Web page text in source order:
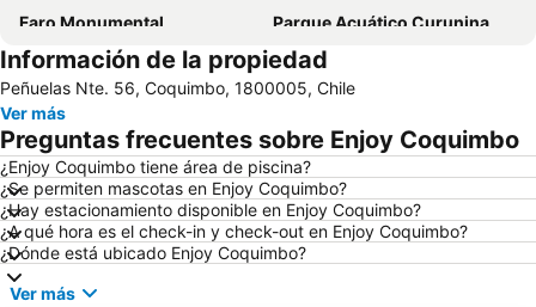
Faro Monumental
Parque Acuático Curunina
Puerto de Coquimbo
Museo Arqueológico de la Serena
Museo al aire libre Avenida Francisco de Aguirre
Información de la propiedad
Peñuelas Nte. 56, Coquimbo, 1800005, Chile
Ver más
Preguntas frecuentes sobre Enjoy Coquimbo
¿Enjoy Coquimbo tiene área de piscina?
¿Se permiten mascotas en Enjoy Coquimbo?
¿Hay estacionamiento disponible en Enjoy Coquimbo?
¿A qué hora es el check-in y check-out en Enjoy Coquimbo?
¿Dónde está ubicado Enjoy Coquimbo?
Ver más